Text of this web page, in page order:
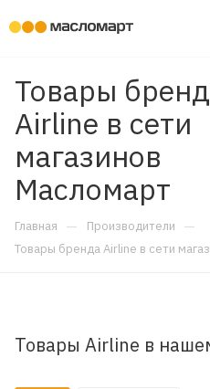
Товары
Airline в сети
магазинов
Масломарт
Главная — Производители —
Товары бренда Airline в сети
Товары Airline в